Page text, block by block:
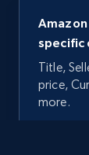
specific
Title,
price,
more.